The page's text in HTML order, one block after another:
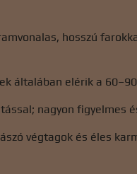
hosszú
általában elérik a
nagyon
végtagok és éles